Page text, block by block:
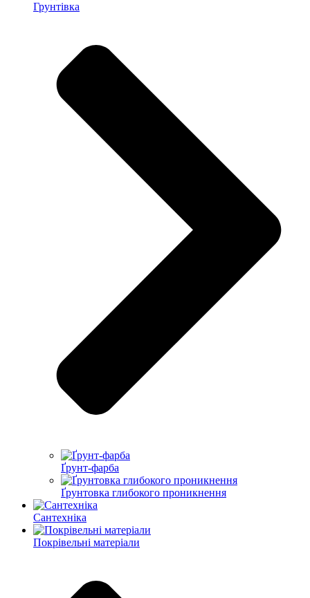
Грунтівка
Ґрунт-фарба
Ґрунтовка глибокого проникнення
Сантехніка
Покрівельні матеріали